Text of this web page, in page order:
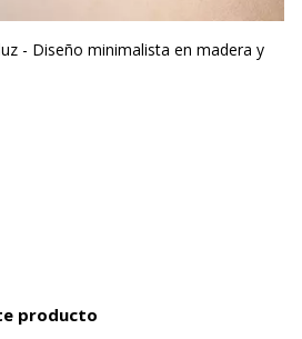
- Diseño minimalista en madera y
producto